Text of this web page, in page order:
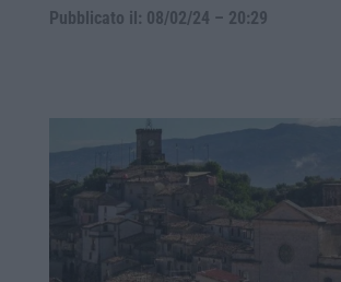
Pubblicato il: 08/02/24 – 20:29